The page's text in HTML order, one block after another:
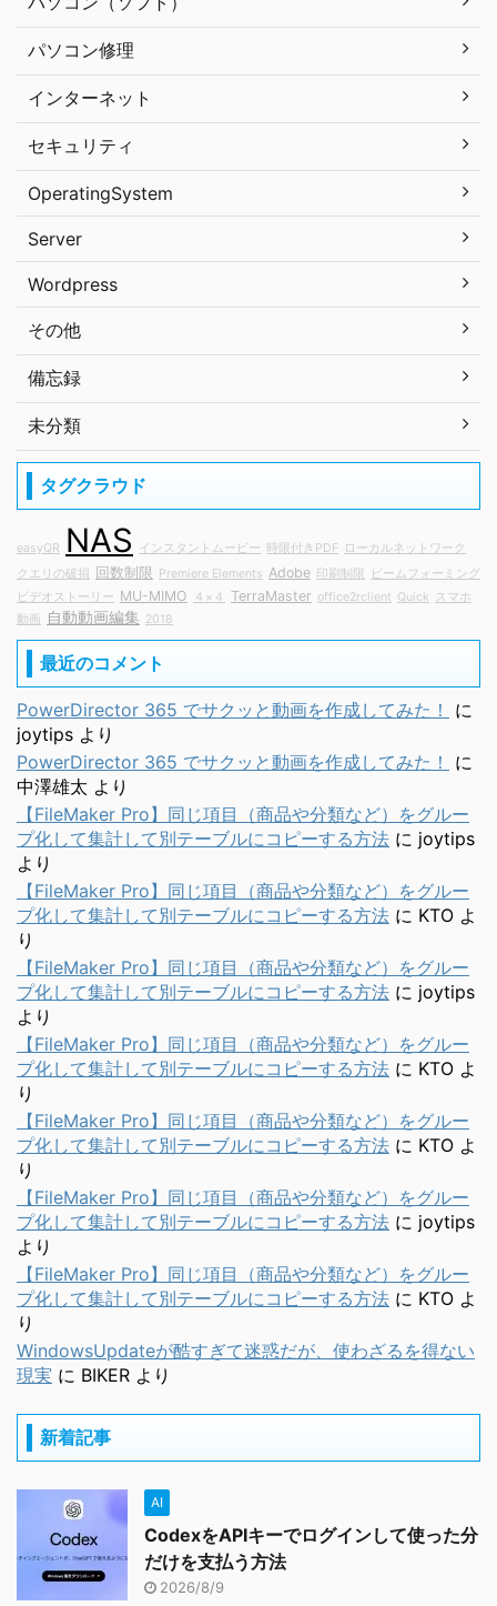
パソコン修理
インターネット
セキュリティ
OperatingSystem
Server
Wordpress
その他
備忘録
未分類
タグクラウド
easyQR NAS インスタントムービー 時限付きPDF
ローカルネットワーク
クエリの破損
回数制限 Premiere Elements Adobe 印刷制限
ビームフォーミング
ビデオストーリー MU-MIMO ４×４ TerraMaster office2rclient Quick
スマホ
動画
自動動画編集 2018
最近のコメント
PowerDirector 365 でサクッと動画を作成してみた！
に
joytips より
PowerDirector 365 でサクッと動画を作成してみた！
に
中澤雄太 より
【FileMaker Pro】同じ項目（商品や分類など）をグルー
プ化して集計して別テーブルにコピーする方法 に joytips
より
【FileMaker Pro】同じ項目（商品や分類など）をグルー
プ化して集計して別テーブルにコピーする方法 に KTO よ
り
【FileMaker Pro】同じ項目（商品や分類など）をグルー
プ化して集計して別テーブルにコピーする方法 に joytips
より
【FileMaker Pro】同じ項目（商品や分類など）をグルー
プ化して集計して別テーブルにコピーする方法 に KTO よ
り
【FileMaker Pro】同じ項目（商品や分類など）をグルー
プ化して集計して別テーブルにコピーする方法 に KTO よ
り
【FileMaker Pro】同じ項目（商品や分類など）をグルー
プ化して集計して別テーブルにコピーする方法 に joytips
より
【FileMaker Pro】同じ項目（商品や分類など）をグルー
プ化して集計して別テーブルにコピーする方法 に KTO よ
り
WindowsUpdateが酷すぎて迷惑だが、使わざるを得ない
現実 に BIKER より
新着記事
AI
CodexをAPIキーでログインして使った分
だけを支払う方法
2026/8/9